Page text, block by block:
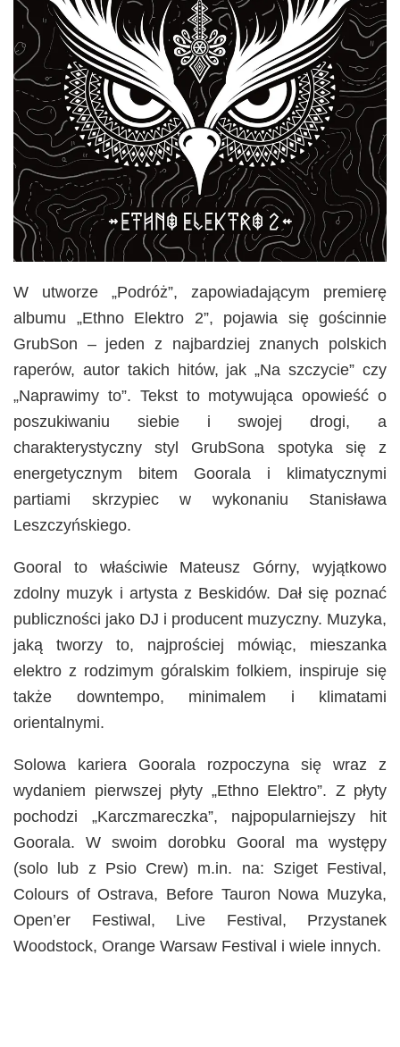
W utworze „Podróż”, zapowiadającym premierę
albumu „Ethno Elektro 2”, pojawia się gościnnie
GrubSon – jeden z najbardziej znanych polskich
raperów, autor takich hitów, jak „Na szczycie” czy
„Naprawimy to”. Tekst to motywująca opowieść o
poszukiwaniu siebie i swojej drogi, a
charakterystyczny styl GrubSona spotyka się z
energetycznym bitem Goorala i klimatycznymi
partiami skrzypiec w wykonaniu Stanisława
Leszczyńskiego.
Gooral to właściwie Mateusz Górny, wyjątkowo
zdolny muzyk i artysta z Beskidów. Dał się poznać
publiczności jako DJ i producent muzyczny. Muzyka,
jaką tworzy to, najprościej mówiąc, mieszanka
elektro z rodzimym góralskim folkiem, inspiruje się
także downtempo, minimalem i klimatami
orientalnymi.
Solowa kariera Goorala rozpoczyna się wraz z
wydaniem pierwszej płyty „Ethno Elektro”. Z płyty
pochodzi „Karczmareczka”, najpopularniejszy hit
Goorala. W swoim dorobku Gooral ma występy
(solo lub z Psio Crew) m.in. na: Sziget Festival,
Colours of Ostrava, Before Tauron Nowa Muzyka,
Open’er Festiwal, Live Festival, Przystanek
Woodstock, Orange Warsaw Festival i wiele innych.